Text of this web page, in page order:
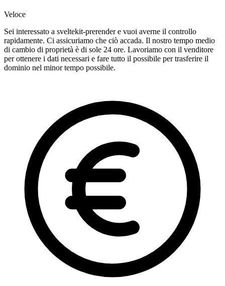
Veloce
Sei interessato a sveltekit-prerender e vuoi averne il controllo
rapidamente. Ci assicuriamo che ciò accada. Il nostro tempo medio
di cambio di proprietà è di sole 24 ore. Lavoriamo con il venditore
per ottenere i dati necessari e fare tutto il possibile per trasferire il
dominio nel minor tempo possibile.